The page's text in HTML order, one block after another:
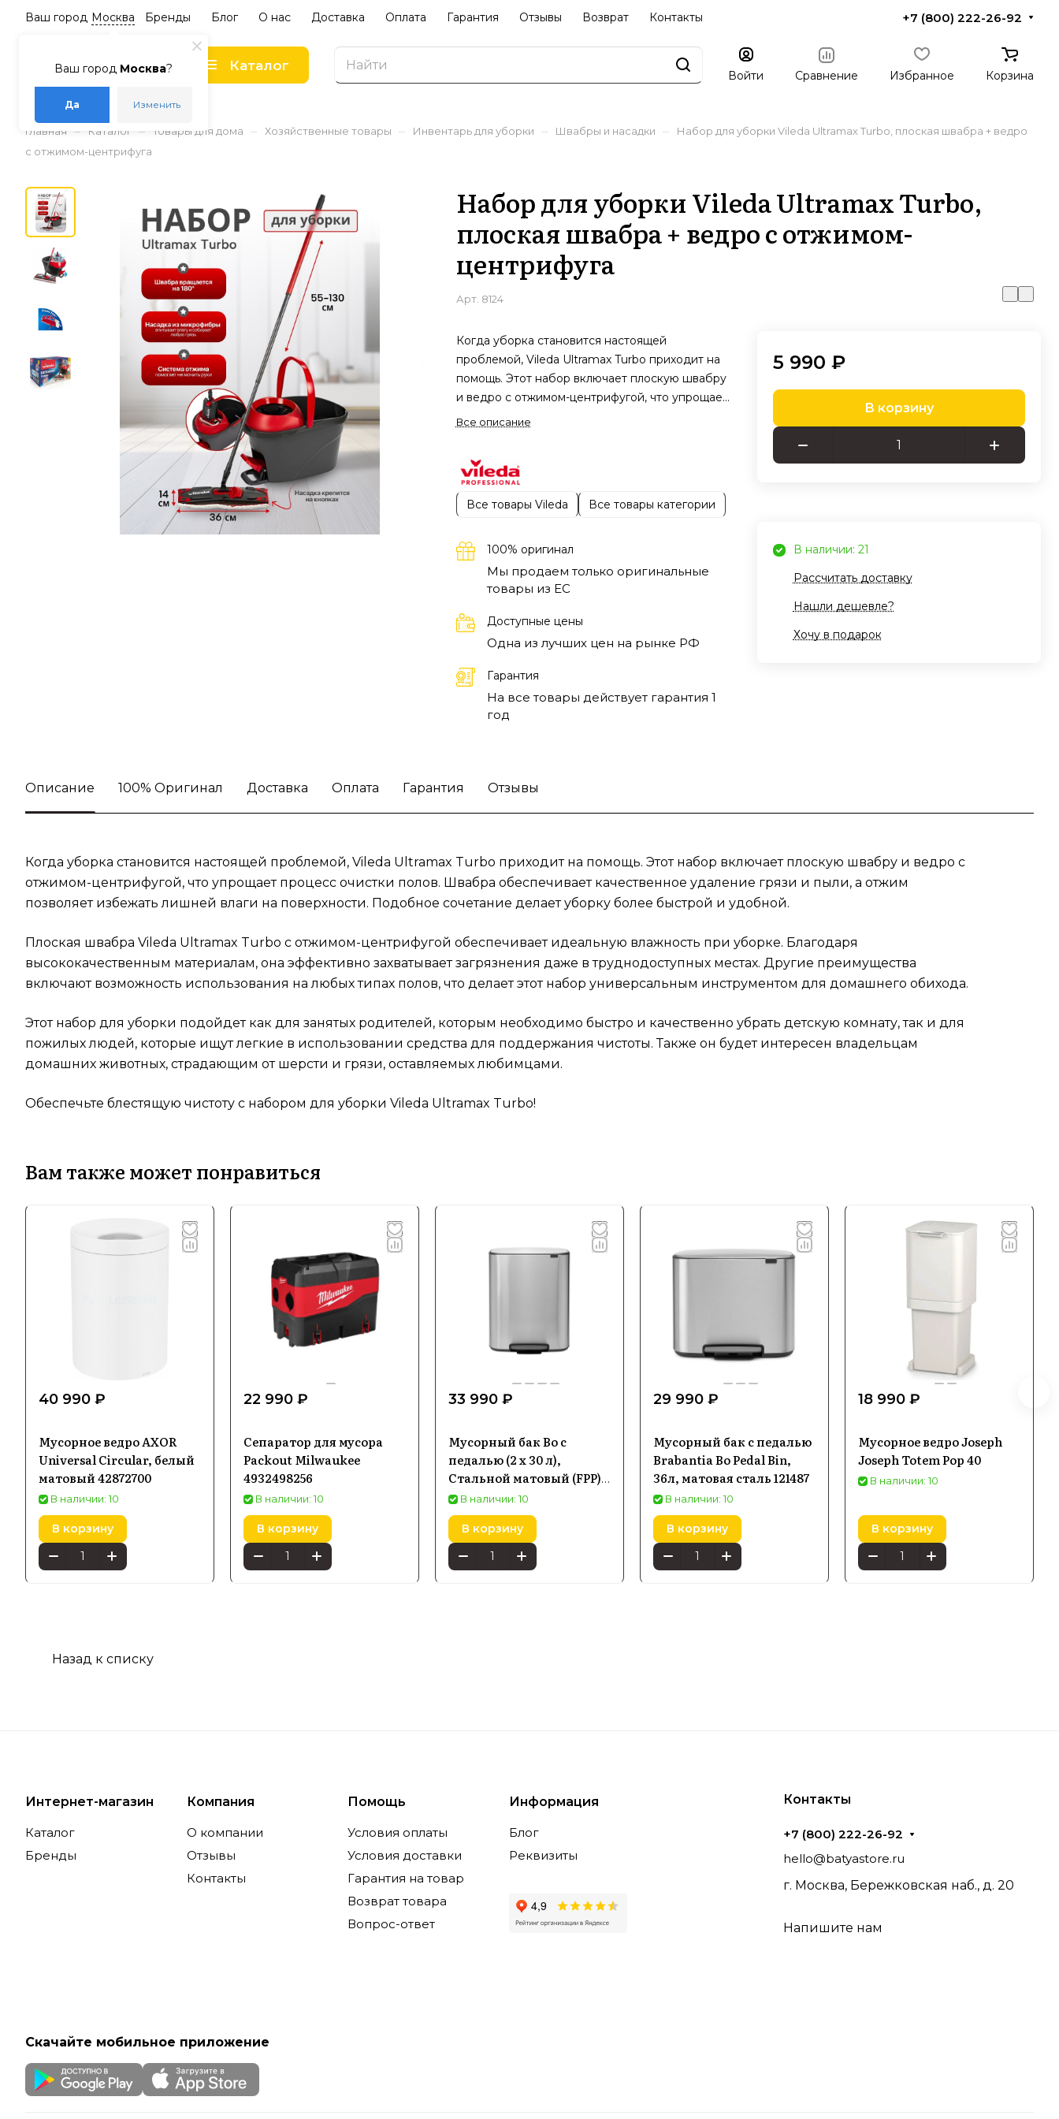
Ваш город Москва?
Да Изменить
Ваш город Москва Бренды Блог О нас Доставка Оплата Гарантия Отзывы Возврат Контакты +7 (800) 222-26-92
Каталог
Войти Сравнение Избранное Корзина
Главная – Каталог – Товары для дома – Хозяйственные товары – Инвентарь для уборки – Швабры и насадки –
Набор для уборки Vileda Ultramax Turbo, плоская швабра + ведро
с отжимом-центрифуга
Набор для уборки Vileda Ultramax Turbo,
плоская швабра + ведро с отжимом-
центрифуга
Арт. 8124
Когда уборка становится настоящей
проблемой, Vileda Ultramax Turbo приходит на
помощь. Этот набор включает плоскую швабру
и ведро с отжимом-центрифугой, что упрощает
процесс очистки полов. Швабра обеспечивает
поверхности. Подобное сочетание делает
уборку более быстрой и удобной.
швабра Vileda Ultramax Turbo с отжимом-
влажность при уборке. Благодаря
высококачественным материалам, она
эффективно захватывает загрязнения даже в
преимущества включают возможность
использования на любых типах полов, что
инструментом для домашнего обихода.
набор для уборки подойдет как для занятых
родителей, которым необходимо быстро и
чистоты. Также он будет интересен
владельцам домашних животных, страдающим
набором для уборки Vileda Ultramax Turbo!
Все описание
Все товары Vileda Все товары категории
100% оригинал
Мы продаем только оригинальные
товары из EC
Доступные цены
Одна из лучших цен на рынке РФ
Гарантия
На все товары действует гарантия 1
год
5 990 ₽
В корзину
В наличии: 21
Рассчитать доставку
Нашли дешевле?
Хочу в подарок
Описание 100% Оригинал Доставка Оплата Гарантия Отзывы
Когда уборка становится настоящей проблемой, Vileda Ultramax Turbo приходит на помощь. Этот набор включает плоскую швабру и ведро с
отжимом-центрифугой, что упрощает процесс очистки полов. Швабра обеспечивает качественное удаление грязи и пыли, а отжим
позволяет избежать лишней влаги на поверхности. Подобное сочетание делает уборку более быстрой и удобной.
Плоская швабра Vileda Ultramax Turbo с отжимом-центрифугой обеспечивает идеальную влажность при уборке. Благодаря
высококачественным материалам, она эффективно захватывает загрязнения даже в труднодоступных местах. Другие преимущества
включают возможность использования на любых типах полов, что делает этот набор универсальным инструментом для домашнего обихода.
Этот набор для уборки подойдет как для занятых родителей, которым необходимо быстро и качественно убрать детскую комнату, так и для
пожилых людей, которые ищут легкие в использовании средства для поддержания чистоты. Также он будет интересен владельцам
домашних животных, страдающим от шерсти и грязи, оставляемых любимцами.
Обеспечьте блестящую чистоту с набором для уборки Vileda Ultramax Turbo!
Вам также может понравиться
40 990 ₽
Мусорное ведро AXOR
Universal Circular, белый
матовый 42872700
В наличии: 10
В корзину
22 990 ₽
Сепаратор для мусора
Packout Milwaukee
4932498256
В наличии: 10
В корзину
33 990 ₽
Мусорный бак Bo с
педалью (2 x 30 л),
Стальной матовый (FPP)
Brabantia
В наличии: 10
В корзину
29 990 ₽
Мусорный бак с педалью
Brabantia Bo Pedal Bin,
36л, матовая сталь 121487
В наличии: 10
В корзину
18 990 ₽
Мусорное ведро Joseph
Joseph Totem Pop 40
В наличии: 10
В корзину
Назад к списку
Интернет-магазин
Каталог
Бренды
Компания
О компании
Отзывы
Контакты
Помощь
Условия оплаты
Условия доставки
Гарантия на товар
Возврат товара
Вопрос-ответ
Информация
Блог
Реквизиты
Контакты
+7 (800) 222-26-92
hello@batyastore.ru
г. Москва, Бережковская наб., д. 20
Напишите нам
Скачайте мобильное приложение